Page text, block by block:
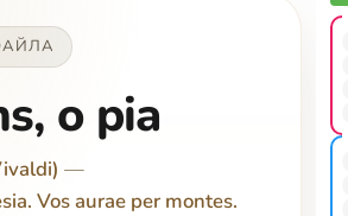
o pia
—
Vos aurae per montes.